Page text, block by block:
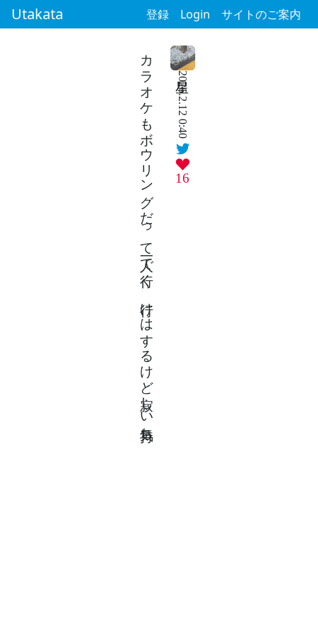
Utakata 登録 Login サイトのご案内
2026.2.12 0:40
16
カラオケもボウリングだって一人で行く 行けはするけど寂しい気持ち